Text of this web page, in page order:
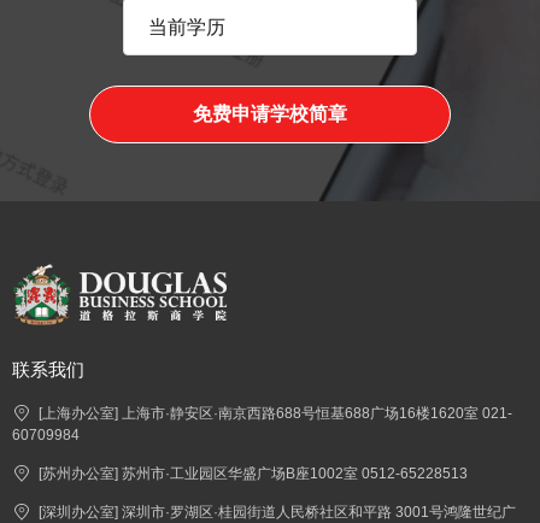
免费申请学校简章
联系我们
[上海办公室] 上海市·静安区·南京西路688号恒基688广场16楼1620室 021-
60709984
[苏州办公室] 苏州市·工业园区华盛广场B座1002室 0512-65228513
[深圳办公室] 深圳市·罗湖区·桂园街道人民桥社区和平路 3001号鸿隆世纪广